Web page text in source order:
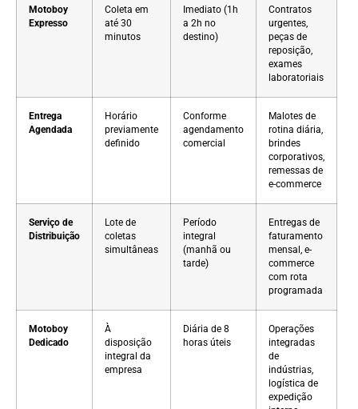
Motoboy
Expresso
Coleta em
até 30
minutos
Imediato (1h
a 2h no
destino)
Contratos
urgentes,
peças de
reposição,
exames
laboratoriais
Entrega
Agendada
Horário
previamente
definido
Conforme
agendamento
comercial
Malotes de
rotina diária,
brindes
corporativos,
remessas de
e-commerce
Serviço de
Distribuição
Lote de
coletas
simultâneas
Período
integral
(manhã ou
tarde)
Entregas de
faturamento
mensal, e-
commerce
com rota
programada
Motoboy
Dedicado
À
disposição
integral da
empresa
Diária de 8
horas úteis
Operações
integradas
de
indústrias,
logística de
expedição